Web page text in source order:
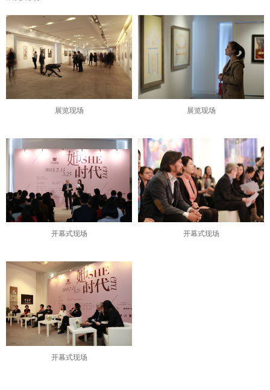
和参与性。在展览期间，将邀请不同领域的行业精英参与到社会话题
的多维身份和社会问题。在今天多元化的时代语境里，女性对自我
不能满足“她”的时代。20世纪中叶，随着女性浪潮的迭起，由性别
力量中表达自我、塑造自我。
家庭”的源点，外环展线将分别由多个线索呈现女性艺术家对身体、
态关系，伟大常常是携手同进的。在这里展示的艺术家庭，正是夫
代”也是“她时代”，他们是时代家庭，成就于艺术，携手于时代。
纪初女性开始接连不断地审视自我和身体，女性身体和身份的社会特
“她”的时代具有自我塑造的可能和空间，任何一种隐喻也都将指向
家乔斯琳女士的主题摄影展《气候》，通过自然主义的方式呈现女
造，表达对时代的关注和洞察。
展览现场 展览现场
开幕式现场 开幕式现场
开幕式现场